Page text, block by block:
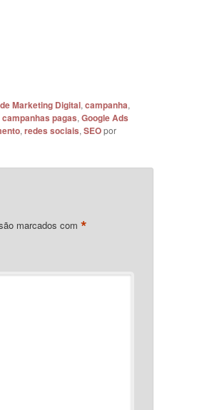
Marketing Digital, campanha,
pagas, Google Ads
, redes sociais, SEOpor
marcados com *